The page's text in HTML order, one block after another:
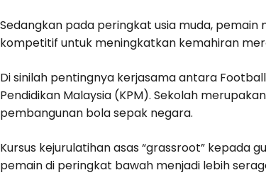
Sedangkan pada peringkat usia muda,
kompetitif untuk meningkatkan kemahiran
Di sinilah pentingnya kerjasama antara
Pendidikan Malaysia (KPM). Sekolah
pembangunan bola sepak negara.
Kursus kejurulatihan asas “grassroot” kepada
pemain di peringkat bawah menjadi lebih